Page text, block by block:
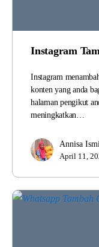
Instagram
Instagram
konten yang anda
halaman pengikut
meningkatkan…
Annisa
April 11,